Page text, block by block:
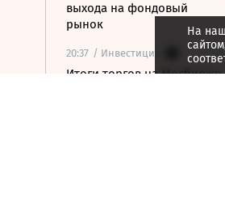
выхода на фондовый
рынок
20:37 / Инвестиции
Итоги торгов на Мосбирже
На